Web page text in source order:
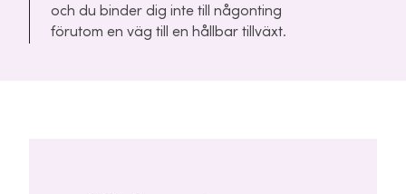
och du binder dig inte till någonting
förutom en väg till en hållbar tillväxt.